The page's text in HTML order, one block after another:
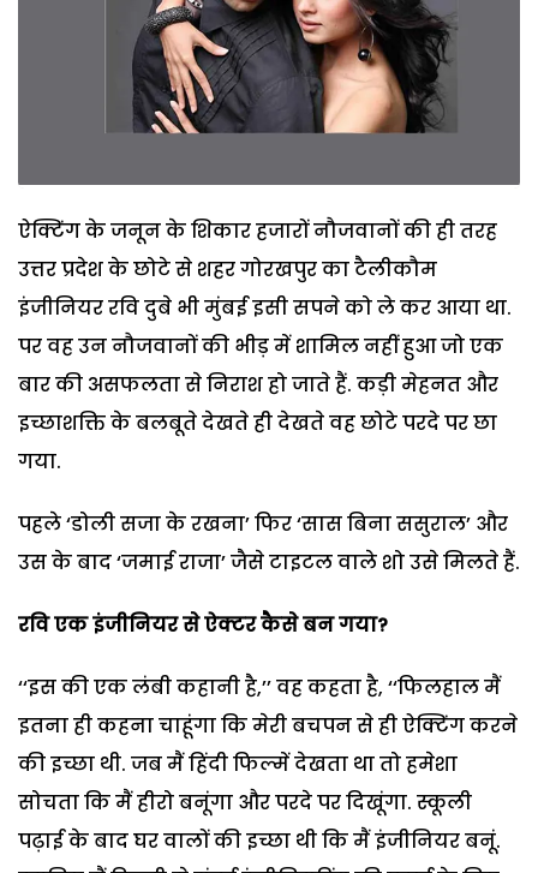
ऐक्टिंग के जनून के शिकार हजारों नौजवानों की ही तरह
उत्तर प्रदेश के छोटे से शहर गोरखपुर का टैलीकौम
इंजीनियर रवि दुबे भी मुंबई इसी सपने को ले कर आया था.
पर वह उन नौजवानों की भीड़ में शामिल नहीं हुआ जो एक
बार की असफलता से निराश हो जाते हैं. कड़ी मेहनत और
इच्छाशक्ति के बलबूते देखते ही देखते वह छोटे परदे पर छा
गया.
पहले ‘डोली सजा के रखना’ फिर ‘सास बिना ससुराल’ और
उस के बाद ‘जमाई राजा’ जैसे टाइटल वाले शो उसे मिलते हैं.
रवि एक इंजीनियर से ऐक्टर कैसे बन गया?
‘‘इस की एक लंबी कहानी है,’’ वह कहता है, ‘‘फिलहाल मैं
इतना ही कहना चाहूंगा कि मेरी बचपन से ही ऐक्टिंग करने
की इच्छा थी. जब मैं हिंदी फिल्में देखता था तो हमेशा
सोचता कि मैं हीरो बनूंगा और परदे पर दिखूंगा. स्कूली
पढ़ाई के बाद घर वालों की इच्छा थी कि मैं इंजीनियर बनूं.